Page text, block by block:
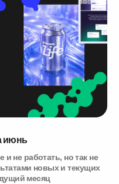
июнь
и не работать, но так не
новых и текущих
месяц